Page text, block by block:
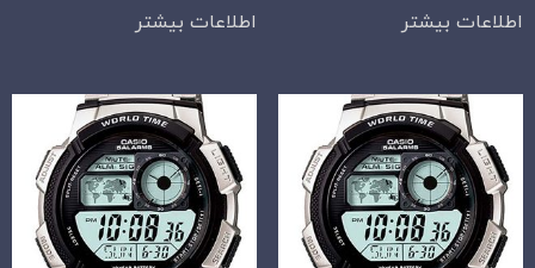
اطلاعات بیشتر اطلاعات بیشتر